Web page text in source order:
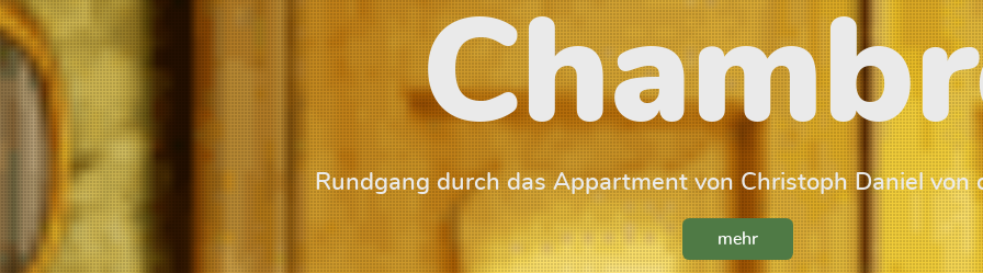
Rundgang durch das Appartment von Christoph Daniel von
mehr